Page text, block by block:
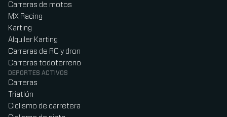
Carreras de motos
MX Racing
Karting
Alquiler Karting
Carreras de RC y dron
Carreras todoterreno
DEPORTES ACTIVOS
Carreras
Triatlón
Ciclismo de carretera